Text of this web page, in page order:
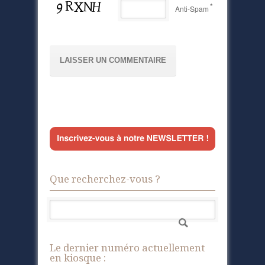
Anti-Spam*
Que recherchez-vous ?
Le dernier numéro actuellement
en kiosque :